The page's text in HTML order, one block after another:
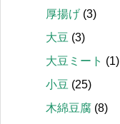
厚揚げ (3)
大豆 (3)
大豆ミート (1)
小豆 (25)
木綿豆腐 (8)